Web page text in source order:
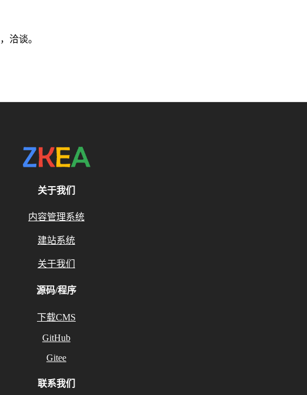
，洽谈。
关于我们
内容管理系统
建站系统
关于我们
源码/程序
下载CMS
GitHub
Gitee
联系我们